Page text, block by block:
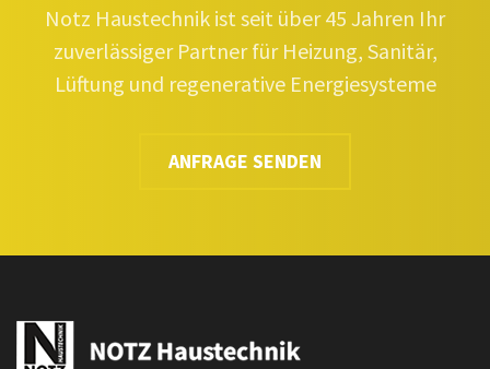
Notz Haustechnik ist seit über 45 Jahren Ihr
zuverlässiger Partner für Heizung, Sanitär,
Lüftung und regenerative Energiesysteme
ANFRAGE SENDEN